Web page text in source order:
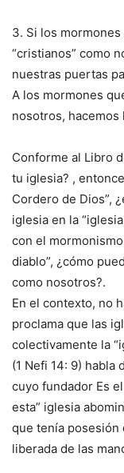
3. Si los
“cristianos” como
nuestras puertas
A los mormones
nosotros,
Conforme al Libro
tu iglesia? ,
Cordero de Dios”,
iglesia en la
con el
diablo”, ¿cómo
como nosotros?.
En el contexto, no
proclama que las
colectivamente la
(1 Nefi 14: 9) habla
cuyo fundador Es
esta” iglesia
que tenía posesión
liberada de las